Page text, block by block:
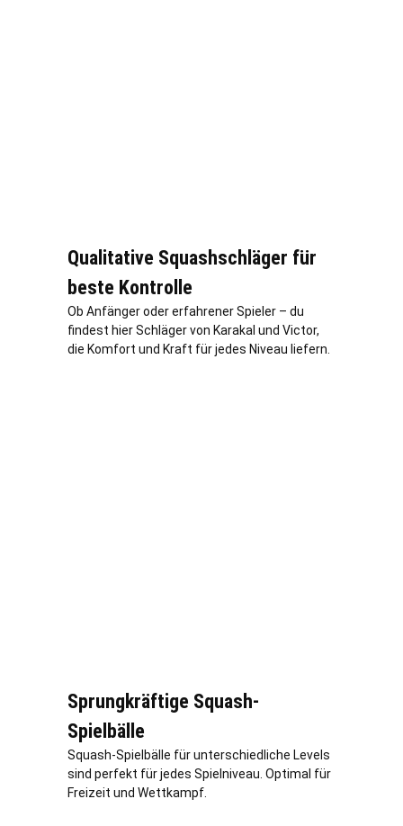
Qualitative Squashschläger für
beste Kontrolle
Ob Anfänger oder erfahrener Spieler – du
findest hier Schläger von Karakal und Victor,
die Komfort und Kraft für jedes Niveau liefern.
Sprungkräftige Squash-
Spielbälle
Squash-Spielbälle für unterschiedliche Levels
sind perfekt für jedes Spielniveau. Optimal für
Freizeit und Wettkampf.